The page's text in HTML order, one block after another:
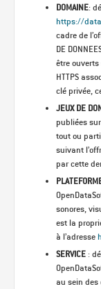
DOMAINE:
https://
cadre de
DE
être
HTTPS
clé privée,
JEUX DE
publiées
tout ou
suivant
par cette
sonores,
est la
à l’adresse
SERVICE :
au sein des